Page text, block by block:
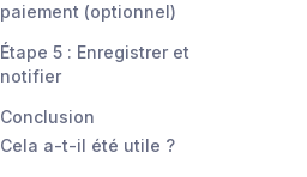
paiement (optionnel)
Étape 5 : Enregistrer et
notifier
Conclusion
Cela a-t-il été utile ?